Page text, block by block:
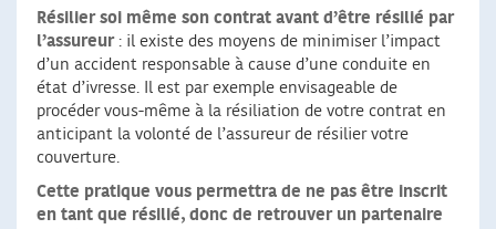
Résilier soi même son contrat avant d’être résilié par
l’assureur: il existe des moyens de minimiser l’impact
d’un accident responsable à cause d’une conduite en
état d’ivresse. Il est par exemple envisageable de
procéder vous-même à la résiliation de votre contrat en
anticipant la volonté de l’assureur de résilier votre
couverture.
Cette pratique vous permettra de ne pas être inscrit
en tant que résilié, donc de retrouver un partenaire